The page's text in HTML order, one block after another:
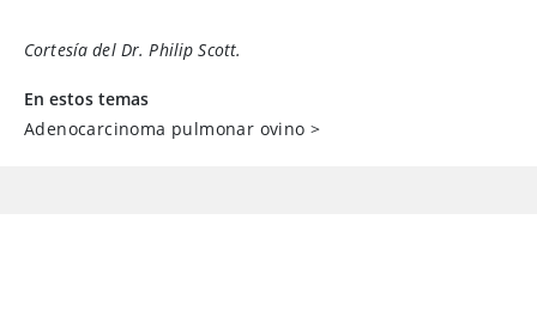
Cortesía del Dr. Philip Scott.
En estos temas
Adenocarcinoma pulmonar ovino >